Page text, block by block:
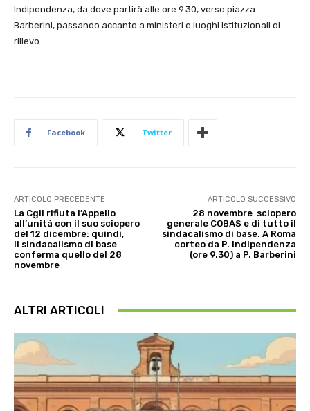
Indipendenza, da dove partirà alle ore 9.30, verso piazza
Barberini, passando accanto a ministeri e luoghi istituzionali di
rilievo.
Facebook Twitter
ARTICOLO PRECEDENTE
La Cgil rifiuta l’Appello
all’unità con il suo sciopero
del 12 dicembre: quindi,
il sindacalismo di base
conferma quello del 28
novembre
ARTICOLO SUCCESSIVO
28 novembre sciopero
generale COBAS e di tutto il
sindacalismo di base. A Roma
corteo da P. Indipendenza
(ore 9.30) a P. Barberini
ALTRI ARTICOLI